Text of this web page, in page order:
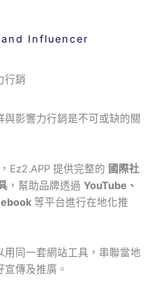
Influencer
行銷
影響力行銷是不可或缺的關
，Ez2.APP 提供完整的 國際社
，幫助品牌透過 YouTube、
等平台進行在地化推
用同一套網站工具，串聯當地
傳及推廣。